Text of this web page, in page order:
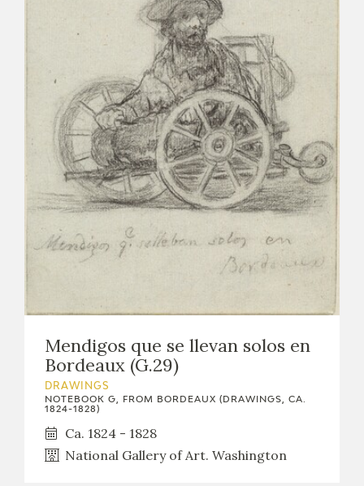
Mendigos que se llevan solos en
Bordeaux (G.29)
DRAWINGS
NOTEBOOK G, FROM BORDEAUX (DRAWINGS, CA.
1824-1828)
Ca. 1824 - 1828
National Gallery of Art. Washington